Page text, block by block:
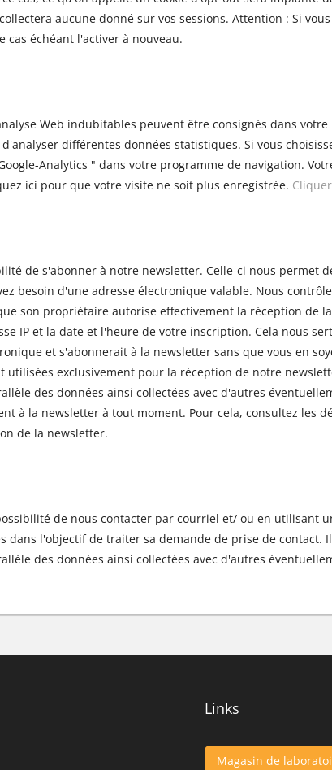
aucune donné sur vos sessions. Attention : Si
cas échéant l'activer à nouveau.
Web indubitables peuvent être consignés dans
différentes données statistiques. Si vous
Analytics " dans votre programme de navigation.
ici pour que votre visite ne soit plus enregistrée.
de s'abonner à notre newsletter. Celle-ci nous permet
besoin d'une adresse électronique valable. Nous
son propriétaire autorise effectivement la réception de
IP et la date et l'heure de votre inscription. Cela nous
et s'abonnerait à la newsletter sans que vous en
utilisées exclusivement pour la réception de notre
des données ainsi collectées avec d'autres
à la newsletter à tout moment. Pour cela, consultez les
de la newsletter.
de nous contacter par courriel et/ ou en utilisant
l'objectif de traiter sa demande de prise de contact.
des données ainsi collectées avec d'autres
Links
Magasin de